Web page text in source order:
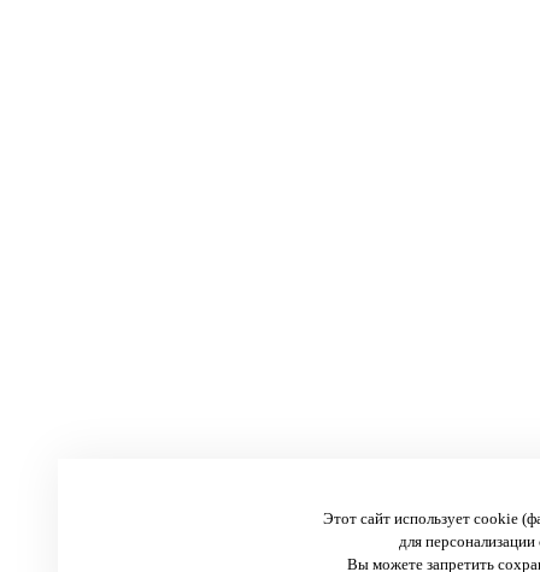
Этот сайт использует cookie
для персонализации
Вы можете запретить